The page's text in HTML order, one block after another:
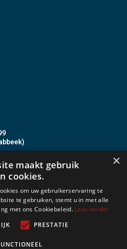
voor installeren van alarm- en
×
maakt gebruik
cookies.
om uw gebruikerservaring te
te gebruiken, stemt u in met alle
met ons Cookiebeleid. Lees verder
PRESTATIE